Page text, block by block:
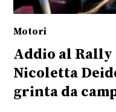
Motori
Addio al Rally
Nicoletta
grinta da